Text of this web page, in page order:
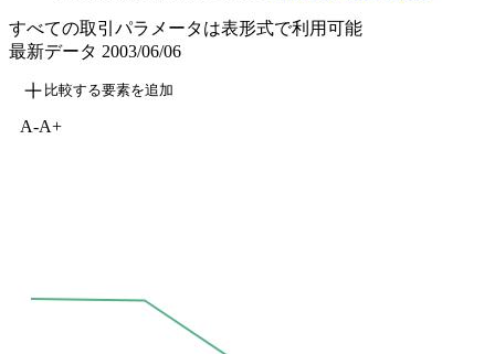
すべての取引パラメータは表形式で利用可能
最新データ 2003/06/06
比較する要素を追加